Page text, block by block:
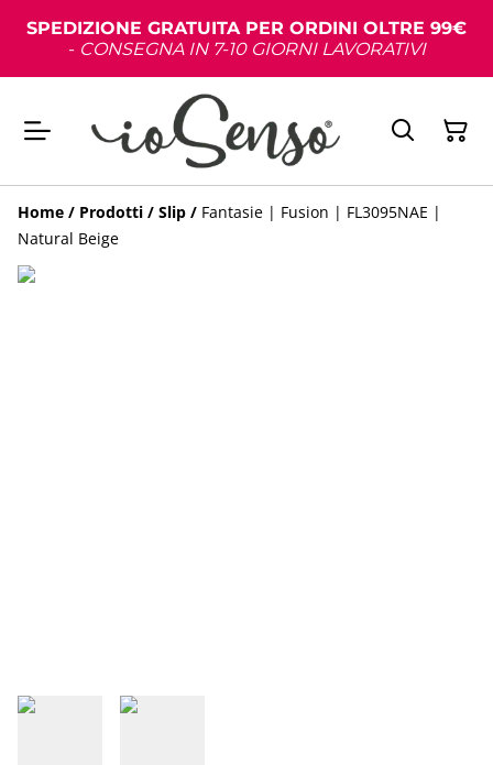
SPEDIZIONE GRATUITA PER ORDINI OLTRE 99€
- CONSEGNA IN 7-10 GIORNI LAVORATIVI
Home / Prodotti / Slip / Fantasie | Fusion | FL3095NAE |
Natural Beige